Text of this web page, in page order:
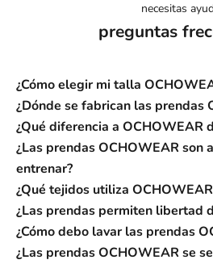
necesitas
preguntas
¿Cómo elegir mi talla
¿Dónde se fabrican las prendas
¿Qué diferencia a OCHOWEAR
¿Las prendas OCHOWEAR son
entrenar?
¿Qué tejidos utiliza
¿Las prendas permiten libertad
¿Cómo debo lavar las prendas
¿Las prendas OCHOWEAR se